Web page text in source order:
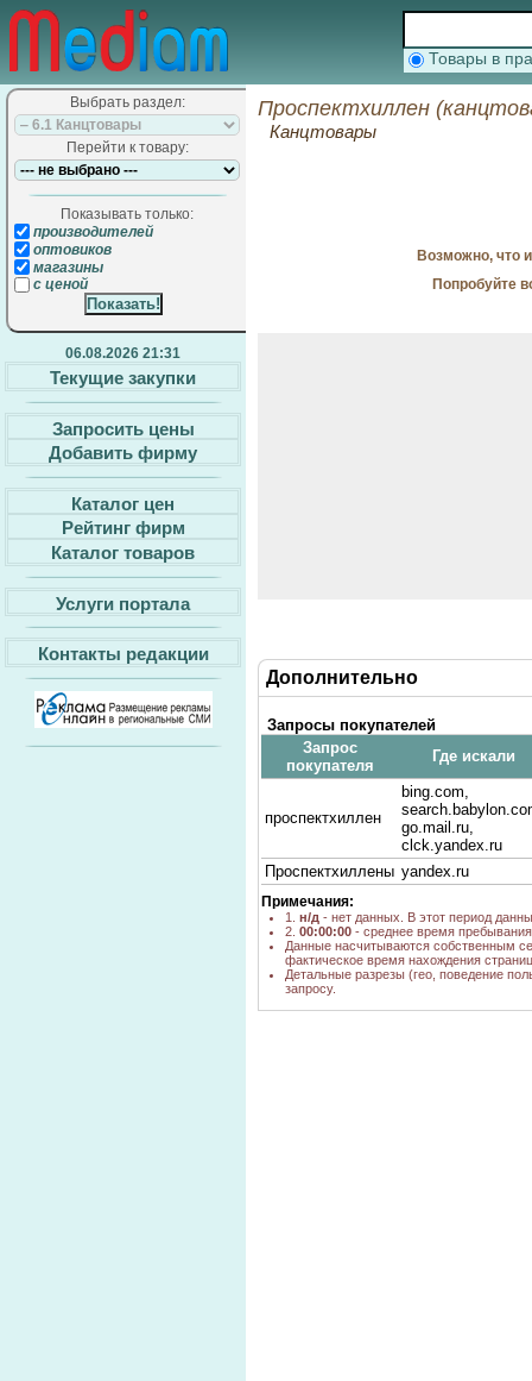
Товары в
Выбрать раздел:
Перейти к товару:
Показывать только:
производителей
оптовиков
магазины
с ценой
06.08.2026 21:31
Текущие закупки
Запросить цены
Добавить фирму
Каталог цен
Рейтинг фирм
Каталог товаров
Услуги портала
Контакты редакции
Проспектхиллен
Канцтовары
Возможно, что
Попробуйте
Дополнительно
Запросы покупателей
Запрос
покупателя
Где искали
проспектхиллен
bing.com,
go.mail.ru,
clck.yandex.ru
Проспектхиллены yandex.ru
Примечания:
1. н/д - нет данных. В этот период
2. 00:00:00 - среднее время
Данные насчитываются собственным
фактическое время нахождения
Детальные разрезы (гео, поведение
запросу.